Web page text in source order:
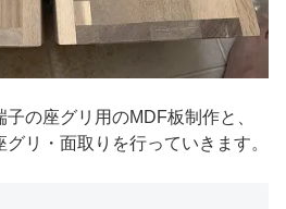
の座グリ用のMDF板制作と、
リ・面取りを行っていきます。